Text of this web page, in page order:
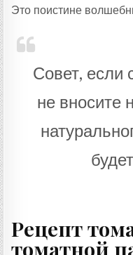
Это поистине
Совет, если
не вносите
Рецепт
томатной